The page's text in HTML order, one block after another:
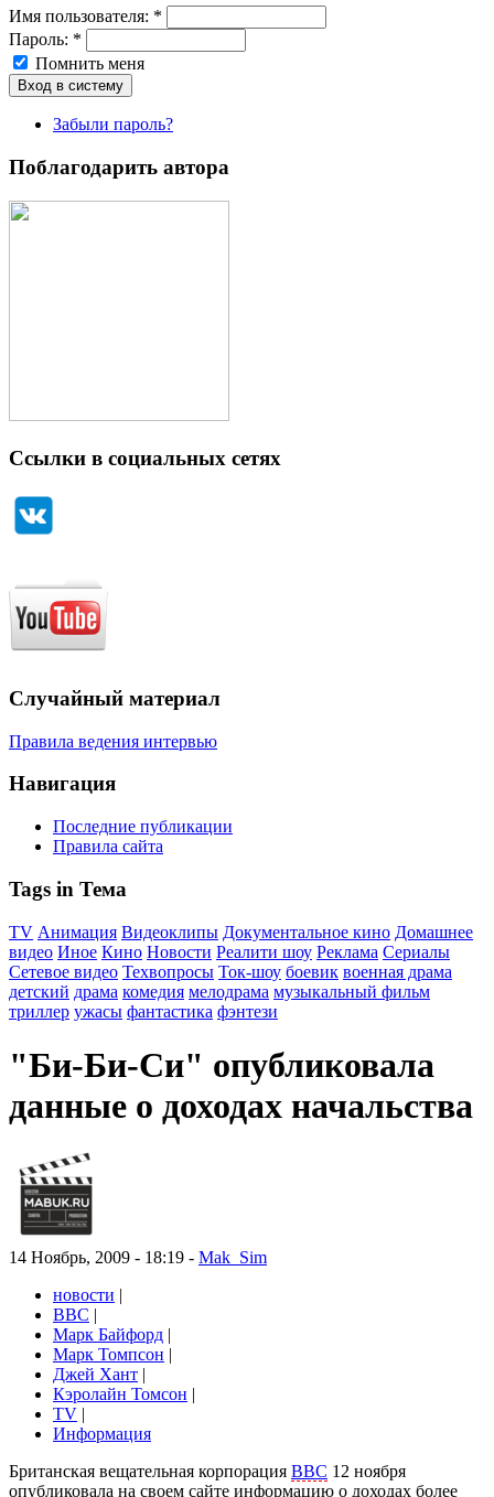
Имя пoльзовaтeля: *
Пароль: *
Помнить меня
Забыли пароль?
Поблагодарить автора
Ссылки в социальных сетях
Случайный материал
Правила ведения интервью
Навигация
Последние публикации
Правила сайта
Tags in Тема
TV Анимация Видеоклипы Документальное кино Домашнее
видео Иное Кино Новости Реалити шоу Реклама Сериалы
Сетевое видео Техвопросы Ток-шоу боевик военная драма
детский драма комедия мелодрама музыкальный фильм
триллер ужасы фантастика фэнтези
"Би-Би-Си" опубликовала
данные о доходах начальства
14 Ноябрь, 2009 - 18:19 - Mak_Sim
новости |
BBC |
Марк Байфорд |
Марк Томпсон |
Джей Хант |
Кэролайн Томсон |
TV |
Информация
Британская вещательная корпорация BBC 12 ноября
опубликовала на своем сайте информацию о доходах более